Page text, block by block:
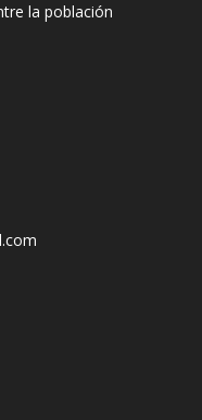
la población